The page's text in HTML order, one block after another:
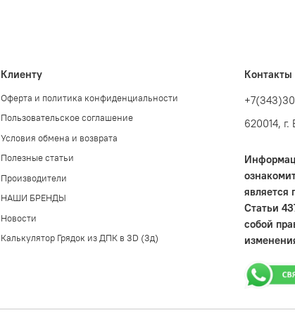
Клиенту
Оферта и политика конфиденциальности
Пользовательское соглашение
Условия обмена и возврата
Полезные статьи
Производители
НАШИ БРЕНДЫ
Новости
Калькулятор Грядок из ДПК в 3D (3д)
Контакты
620014,
является
Статьи
собой